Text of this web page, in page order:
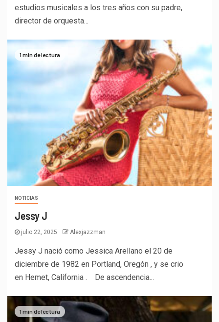
estudios musicales a los tres años con su padre,
director de orquesta...
1 min de lectura
NOTICIAS
Jessy J
julio 22, 2025 Alexjazzman
Jessy J nació como Jessica Arellano el 20 de
diciembre de 1982 en Portland, Oregón , y se crio
en Hemet, California . De ascendencia...
1 min de lectura